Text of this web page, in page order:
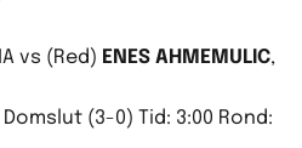
vs (Red) ENES AHMEMULIC,
(3-0) Tid: 3:00 Rond: